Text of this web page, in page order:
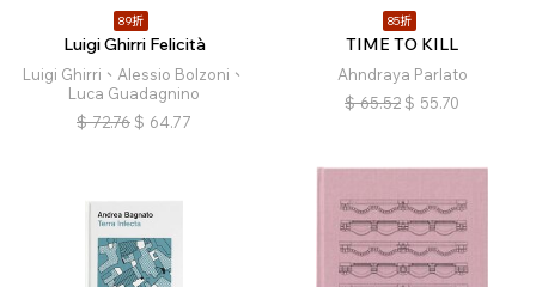
89折
Luigi Ghirri Felicità
Luigi Ghirri、Alessio Bolzoni、
Luca Guadagnino
$ 72.76 $ 64.77
85折
TIME TO KILL
Ahndraya Parlato
$ 65.52 $ 55.70